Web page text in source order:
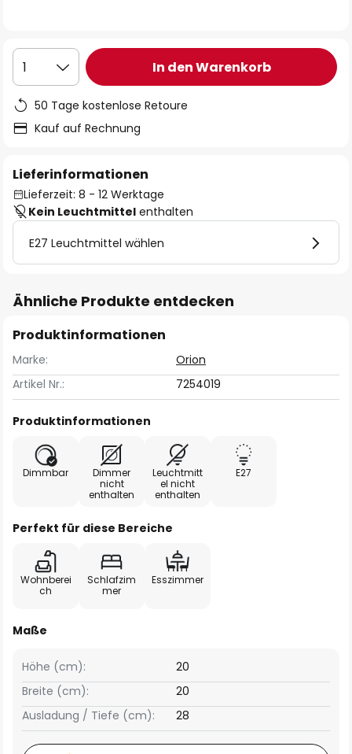
1 In den Warenkorb
50 Tage kostenlose Retoure
Kauf auf Rechnung
Lieferinformationen
Lieferzeit: 8 - 12 Werktage
Kein Leuchtmittel enthalten
E27 Leuchtmittel wählen
Ähnliche Produkte entdecken
Produktinformationen
Marke:
Orion
Artikel Nr.:
7254019
Produktinformationen
Dimmbar
Dimmer
nicht
enthalten
Leuchtmitt
el nicht
enthalten
E27
Perfekt für diese Bereiche
Wohnberei
ch
Schlafzim
mer
Esszimmer
Maße
Breite (cm): 20
Höhe (cm): 20
Ausladung / Tiefe (cm): 28